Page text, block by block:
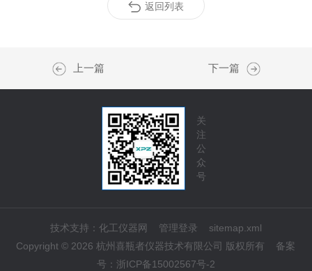
返回列表
上一篇 下一篇
关
注
公
众
号
技术支持： 化工仪器网 管理登录
sitemap.xml
Copyright © 2026 杭州喜瓶者仪器技术有限公司 版权所有 备案
号： 浙ICP备15002567号-2